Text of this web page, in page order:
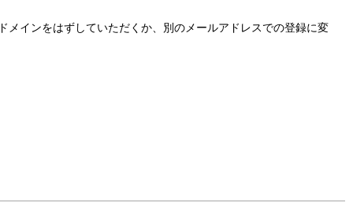
インをはずしていただくか、別のメールアドレスでの登録に変